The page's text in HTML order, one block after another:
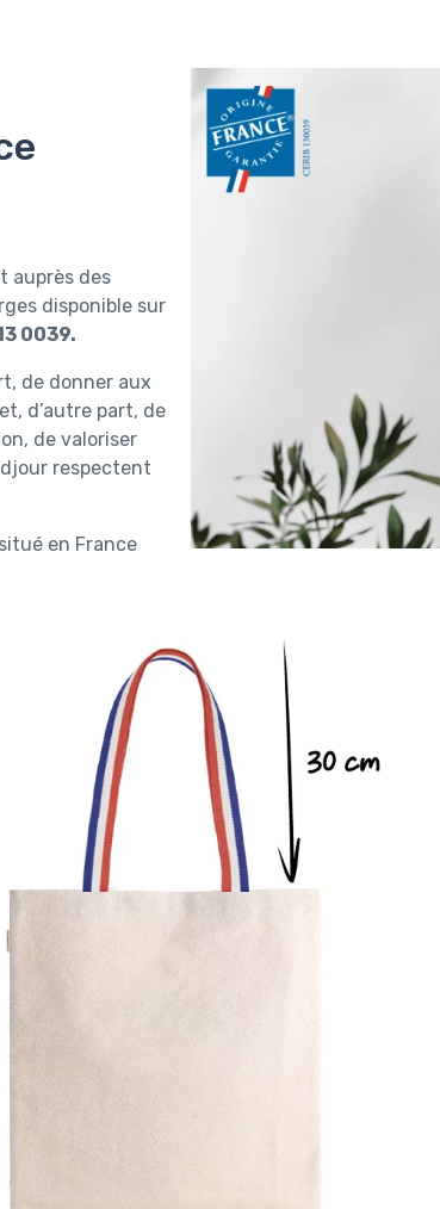
auprès des
disponible sur
0039.
de donner aux
d’autre part, de
de valoriser
respectent
en France